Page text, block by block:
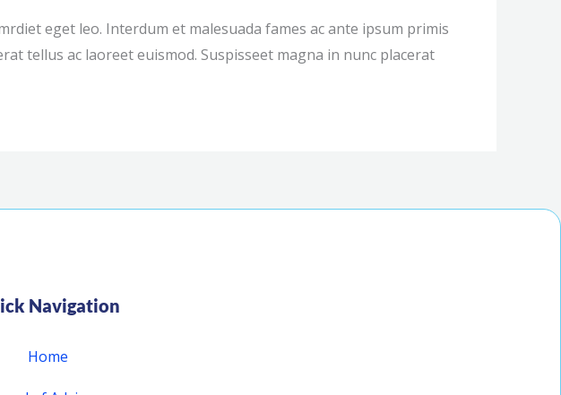
eget leo. Interdum et malesuada fames ac ante ipsum primis
tellus ac laoreet euismod. Suspisseet magna in nunc placerat
Navigation
Home